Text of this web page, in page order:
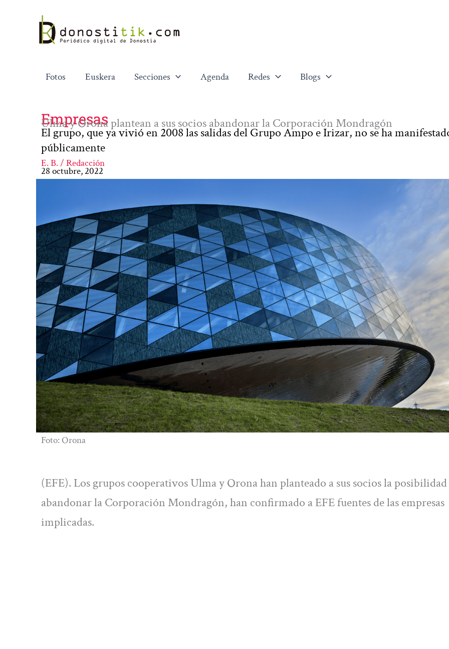
contenido
Fotos Euskera Secciones Agenda Redes Blogs
Empresas
Ulma y Orona plantean a sus socios abandonar la Corporación Mondragón
El grupo, que ya vivió en 2008 las salidas del Grupo Ampo e Irizar, no se ha
públicamente
E. B. / Redacción
28 octubre, 2022
Foto: Orona
(EFE). Los grupos cooperativos Ulma y Orona han planteado a sus socios la
abandonar la Corporación Mondragón, han confirmado a EFE fuentes de las empresas
implicadas.